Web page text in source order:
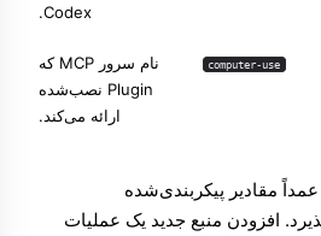
Codex.
computer-use
نام سرور MCP که
Plugin نصب‌شده
ارائه می‌کند.
مقادیر پیکربندی‌شده
افزودن منبع جدید یک عملیات